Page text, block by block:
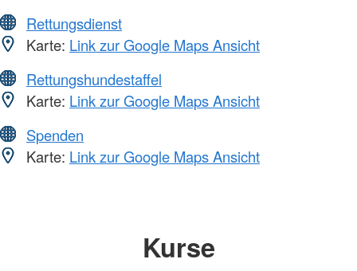
Rettungsdienst
Karte: Link zur Google Maps Ansicht
Rettungshundestaffel
Karte: Link zur Google Maps Ansicht
Spenden
Karte: Link zur Google Maps Ansicht
Kurse